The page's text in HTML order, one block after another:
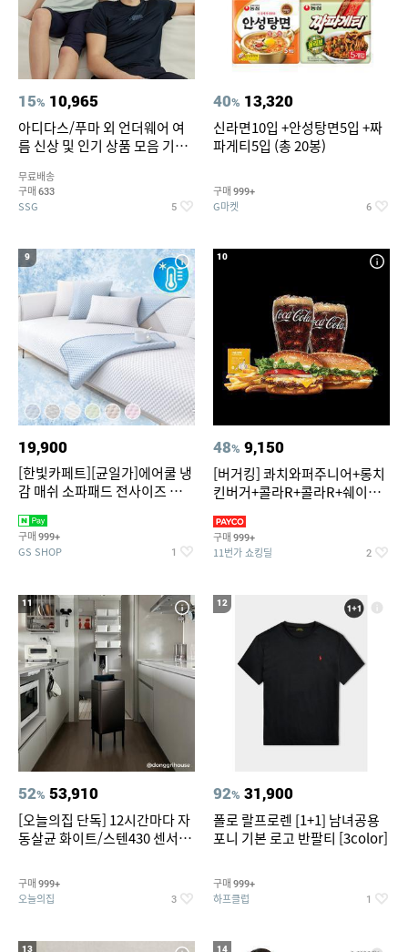
15% 10,965
아디다스/푸마 외 언더웨어 여
름 신상 및 인기 상품 모음 기획
무료배송
구매 633
SSG 5
40% 13,320
신라면10입 +안성탕면5입 +짜
파게티5입 (총 20봉)
구매 999+
G마켓 6
9
19,900
[한빛카페트][균일가]에어쿨 냉
감 매쉬 소파패드 전사이즈 균일
구매 999+
GS SHOP 1
10
48% 9,150
[버거킹] 콰치와퍼주니어+롱치
킨버거+콜라R+콜라R+쉐이킹
구매 999+
11번가 쇼킹딜 2
11
52% 53,910
[오늘의집 단독] 12시간마다 자
동살균 화이트/스텐430 센서휴
구매 999+
오늘의집 3
12
92% 31,900
폴로 랄프로렌 [1+1] 남녀공용
포니 기본 로고 반팔티 [3color]
구매 999+
하프클럽 1
13 14